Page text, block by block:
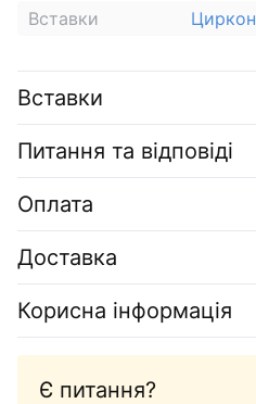
Вставки
Циркон
Вставки
Питання та відповіді
Оплата
Доставка
Корисна інформація
Є питання?